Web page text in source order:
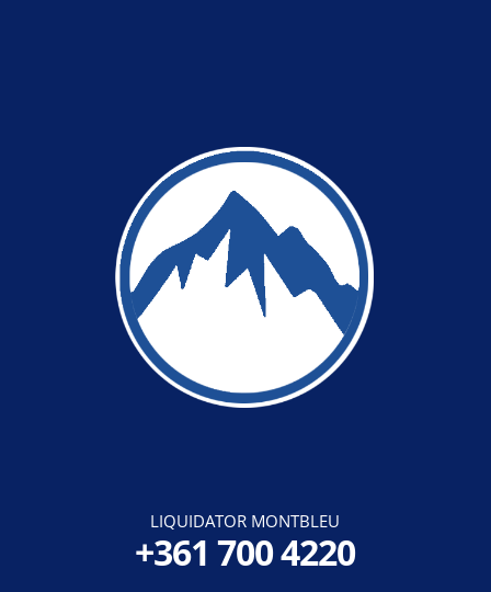
LIQUIDATOR MONTBLEU
+361 700 4220